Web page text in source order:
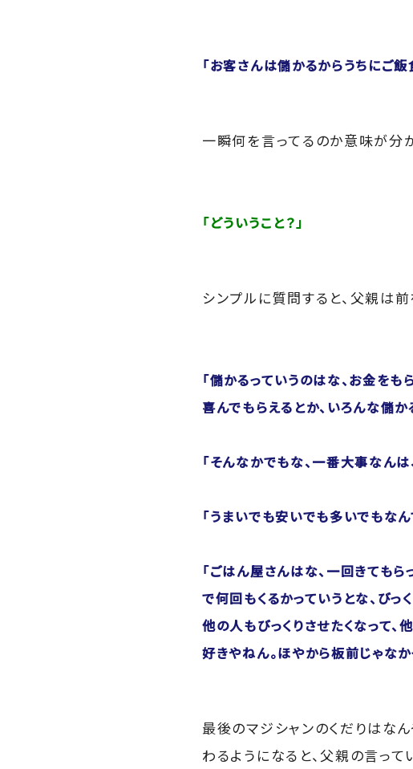
「お客さんは儲かるからうちにご飯
一瞬何を言ってるのか意味が分
「どういうこと？」
シンプルに質問すると、父親は
「儲かるっていうのはな、お金を
喜んでもらえるとか、いろんな儲か
「そんなかでもな、一番大事なんは
「うまいでも安いでも多いでもなん
「ごはん屋さんはな、一回きても
で何回もくるかっていうとな、びっ
他の人もびっくりさせたくなって、
好きやねん。ほやから板前じゃな
最後のマジシャンのくだりはな
わるようになると、父親の言っ